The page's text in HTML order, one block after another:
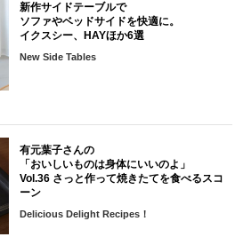
新作サイドテーブルで
ソファやベッドサイドを快適に。
イクスシー、HAYほか6選
New Side Tables
有元葉子さんの
「おいしいものは身体にいいのよ」
Vol.36 さっと作って焼きたてを食べるスコ
ーン
Delicious Delight Recipes！